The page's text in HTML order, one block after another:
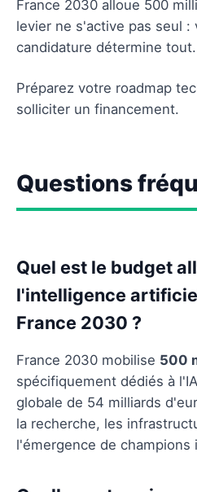
France 2030 alloue 500
levier ne s'active pas seul :
candidature détermine tout.
Préparez votre roadmap
solliciter un financement.
Questions
Quel est le budget
l'intelligence
France 2030 ?
France 2030 mobilise 500
spécifiquement dédiés à
globale de 54 milliards
la recherche, les
l'émergence de champions